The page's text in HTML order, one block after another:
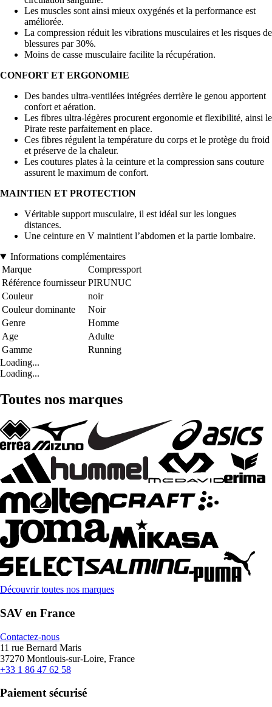
Les muscles sont ainsi mieux oxygénés et la performance est
améliorée.
La compression réduit les vibrations musculaires et les risques de
blessures par 30%.
Moins de casse musculaire facilite la récupération.
CONFORT ET ERGONOMIE
Des bandes ultra-ventilées intégrées derrière le genou apportent
confort et aération.
Les fibres ultra-légères procurent ergonomie et flexibilité, ainsi le
Pirate reste parfaitement en place.
Ces fibres régulent la température du corps et le protège du froid
et préserve de la chaleur.
Les coutures plates à la ceinture et la compression sans couture
assurent le maximum de confort.
MAINTIEN ET PROTECTION
Véritable support musculaire, il est idéal sur les longues
distances.
Une ceinture en V maintient l’abdomen et la partie lombaire.
Informations complémentaires
Marque
Compressport
Référence fournisseur PIRUNUC
Couleur
noir
Couleur dominante
Noir
Genre
Homme
Age
Adulte
Gamme
Running
Loading...
Loading...
Toutes nos marques
Découvrir toutes nos marques
SAV en France
Contactez-nous
11 rue Bernard Maris
37270 Montlouis-sur-Loire, France
+33 1 86 47 62 58
Paiement sécurisé